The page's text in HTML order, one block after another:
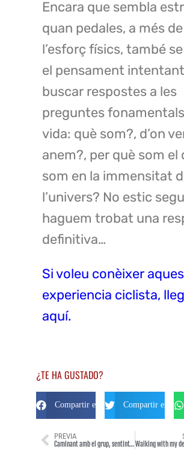
Encara que sembla
quan pedales, a més de
l’esforç físics, també
el pensament intentant
buscar respostes a les
preguntes
vida: què som?, d’on
anem?, per què som el
som en la immensitat
l’univers? No estic
haguem trobat una
definitiva…
Si voleu conèixer
experiencia ciclista,
aquí.
¿TE HA GUSTADO?
Compartir en FacebookCompartir en
PREVIA
Caminant amb el grup, sentint-se units a Déu i la Natura: som pelegrins!